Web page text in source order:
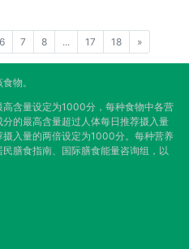
6 7 8 ... 17 18 »
物。
含量设定为1000分，每种食物中各营
的最高含量超过人体每日推荐摄入量
入量的两倍设定为1000分。每种营养
膳食指南、国际膳食能量咨询组，以